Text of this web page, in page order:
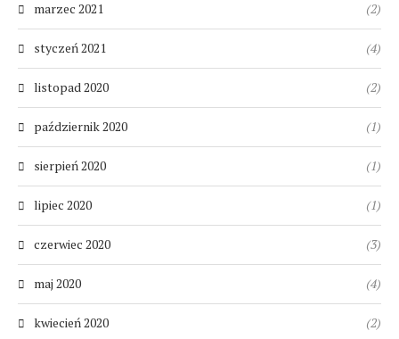
marzec 2021 (2)
styczeń 2021 (4)
listopad 2020 (2)
październik 2020 (1)
sierpień 2020 (1)
lipiec 2020 (1)
czerwiec 2020 (3)
maj 2020 (4)
kwiecień 2020 (2)